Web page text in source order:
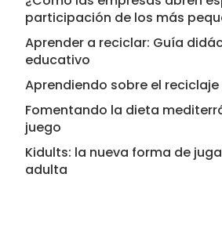
participación de los más
Aprender a reciclar: Guía
educativo
Aprendiendo sobre el
Fomentando la dieta
juego
Kidults: la nueva forma de
adulta